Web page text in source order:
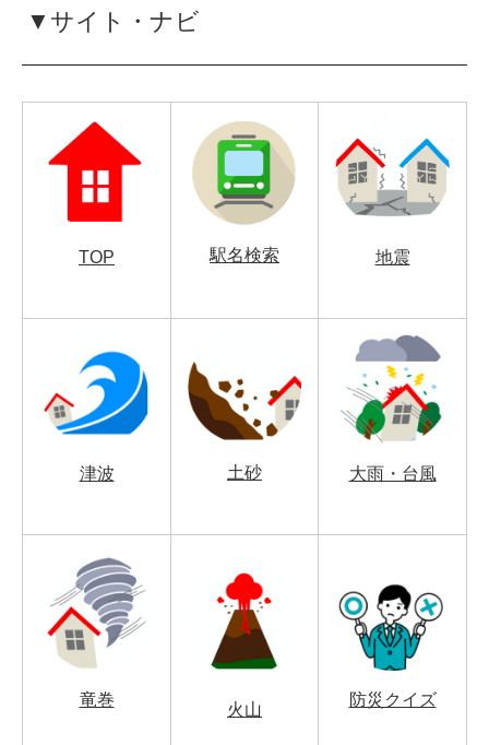
▼サイト・ナビ
TOP 駅名検索 地震
津波 土砂 大雨・台風
竜巻
火山
防災クイズ